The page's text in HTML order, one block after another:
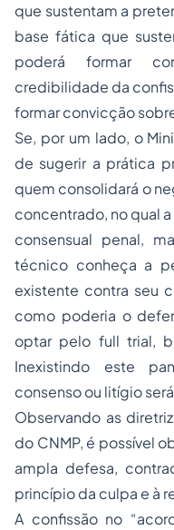
que sustentam a
base fática que
poderá formar
credibilidade da
formar convicção
Se, por um lado, o
de sugerir a prática
quem consolidará o
concentrado, no qual
consensual penal,
técnico conheça a
existente contra seu
como poderia o
optar pelo full trial,
Inexistindo este
consenso ou litígio
Observando as
do CNMP, é possível
ampla defesa,
princípio da culpa e à
A confissão no